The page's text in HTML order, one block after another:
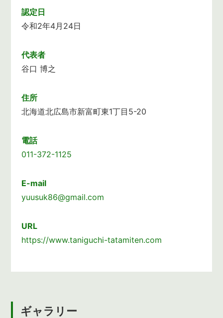
認定日
令和2年4月24日
代表者
谷口 博之
住所
北海道北広島市新富町東1丁目5-20
電話
011-372-1125
E-mail
yuusuk86@gmail.com
URL
https://www.taniguchi-tatamiten.com
ギャラリー